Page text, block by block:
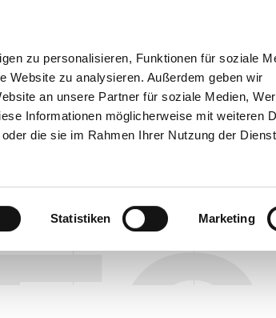
zu personalisieren, Funktionen für soziale
Website zu analysieren. Außerdem geben wir
an unsere Partner für soziale Medien,
Informationen möglicherweise mit weiteren
die sie im Rahmen Ihrer Nutzung der
Statistiken Marketing
VIDEO BLOG CASE HISTORY
INFORMATIONEN ANFORDERN